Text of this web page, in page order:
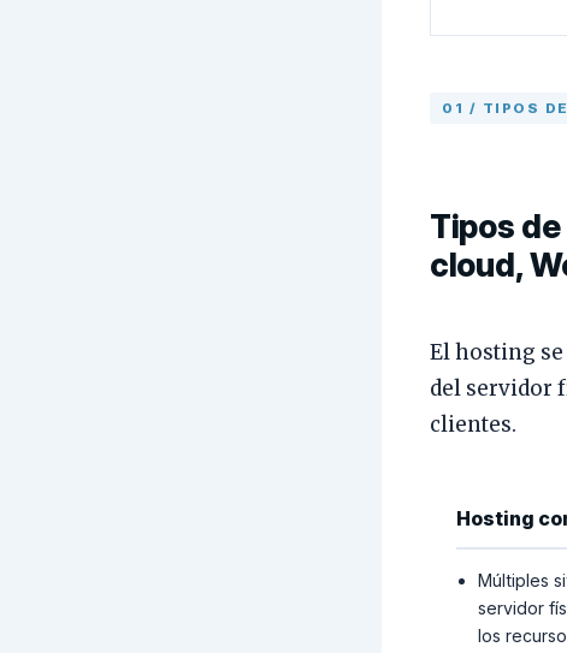
01 / TIPOS
Tipos
cloud,
El hosting
del servidor
clientes.
Hosting
Múltiples
servidor
los